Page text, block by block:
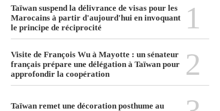
Taïwan suspend la délivrance de visas pour les
Marocains à partir d'aujourd'hui en invoquant
le principe de réciprocité
1
Visite de François Wu à Mayotte : un sénateur
français prépare une délégation à Taïwan pour
approfondir la coopération
2
Taïwan remet une décoration posthume au